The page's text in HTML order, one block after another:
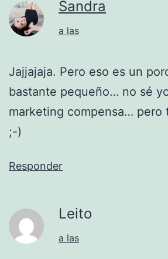
Sandra
a las
Jajjajaja. Pero eso es un
bastante pequeño… no sé
marketing compensa… pero
;-)
Responder
Leito
a las